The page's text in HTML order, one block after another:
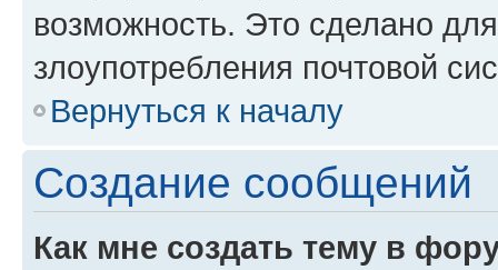
возможность. Это сделано
злоупотребления почтовой
Вернуться к началу
Создание сообщений
Как мне создать тему в